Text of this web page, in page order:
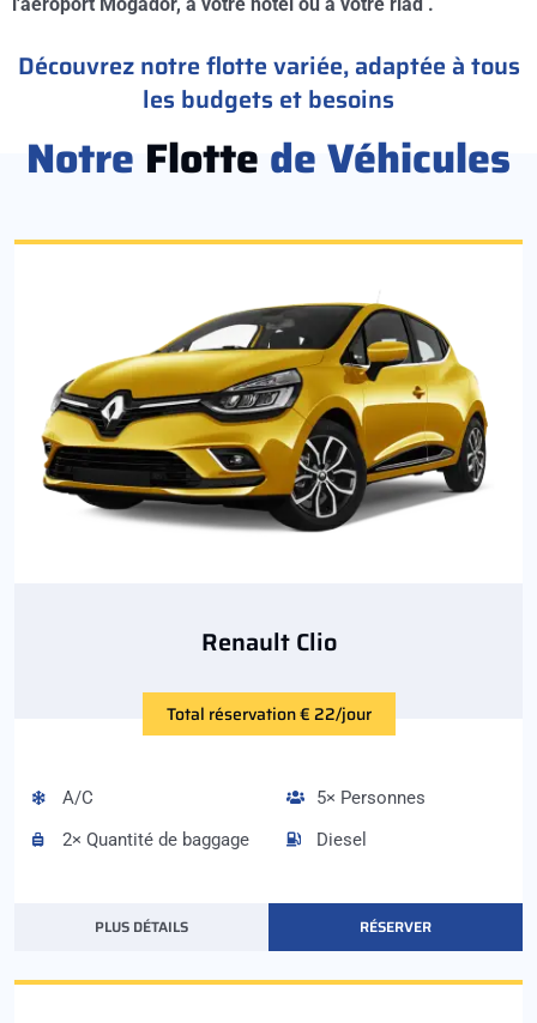
Découvrez notre flotte variée, adaptée à tous
les budgets et besoins
Notre Flotte de Véhicules
Renault Clio
Total réservation € 22/jour
A/C
2× Quantité de baggage
5× Personnes
Diesel
PLUS DÉTAILS RÉSERVER